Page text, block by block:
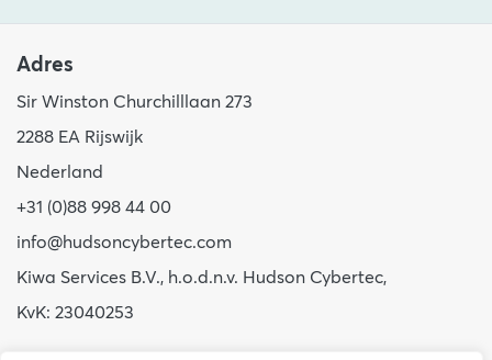
Adres
Sir Winston Churchilllaan 273
2288 EA Rijswijk
Nederland
+31 (0)88 998 44 00
info@hudsoncybertec.com
Kiwa Services B.V., h.o.d.n.v. Hudson Cybertec,
KvK: 23040253